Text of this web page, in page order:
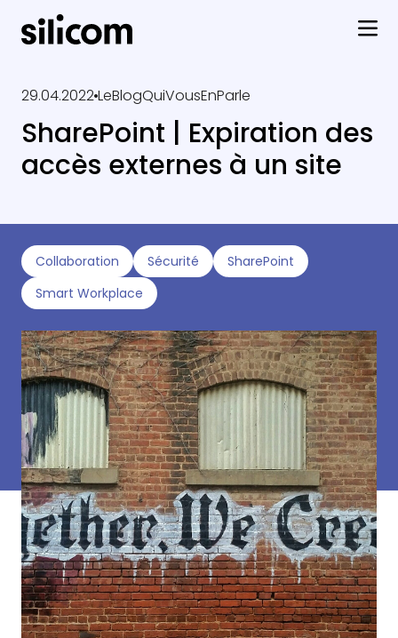
29.04.2022LeBlogQuiVousEnParle
SharePoint | Expiration des
accès externes à un site
Collaboration Sécurité
SharePoint
Smart Workplace